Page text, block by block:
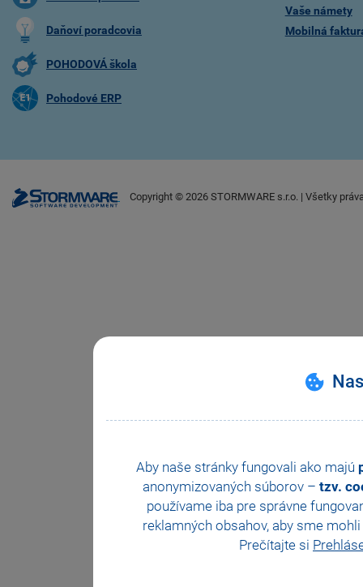
Aby naše stránky fungovali ako majú
anonymizovaných súborov – tzv.
používame iba pre správne
reklamných obsahov, aby sme
Prečítajte si
Daňoví poradcovia
POHODOVÁ škola
Pohodové ERP
Vaše námety
Mobilná
Copyright © 2026 STORMWARE s.r.o. | Všetky